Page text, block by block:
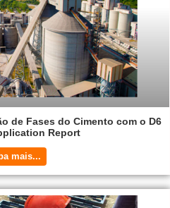
de Fases do Cimento com o D6
Report
mais...